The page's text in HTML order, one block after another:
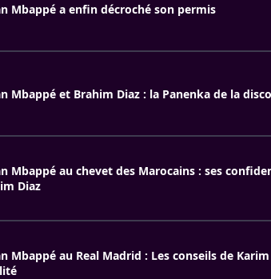
Mbappé a enfin décroché son permis
Mbappé et Brahim Diaz : la Panenka de la
Mbappé au chevet des Marocains : ses
Diaz
Mbappé au Real Madrid : Les conseils de